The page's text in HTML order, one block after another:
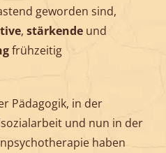
geworden sind,
, stärkendeund
frühzeitig
Pädagogik, in der
und nun in der
haben